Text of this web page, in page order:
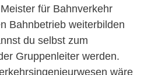
für Bahnverkehr
Bahnbetrieb weiterbilden
du selbst zum
Gruppenleiter werden.
wäre